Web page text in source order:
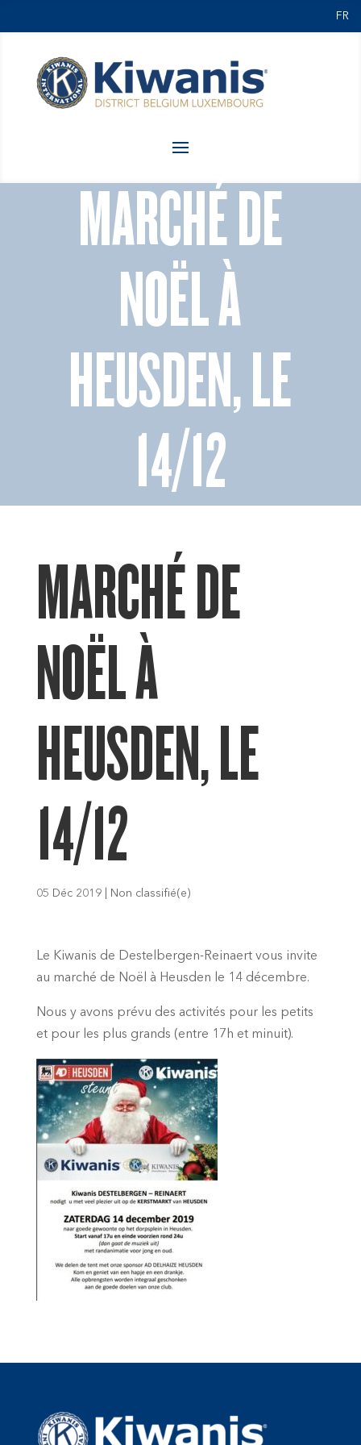
FR
MARCHÉ DE
NOËL À
HEUSDEN, LE
14/12
MARCHÉ DE
NOËL À
HEUSDEN, LE
14/12
05 Déc 2019| Non classifié(e)
Le Kiwanis de Destelbergen-Reinaert vous invite
au marché de Noël à Heusden le 14 décembre.
Nous y avons prévu des activités pour les petits
et pour les plus grands (entre 17h et minuit).